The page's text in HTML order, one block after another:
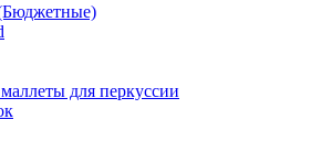
для перкуссии